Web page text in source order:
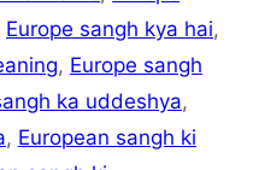
Europe sangh kya hai,
, Europe sangh
ka uddeshya,
, European sangh ki